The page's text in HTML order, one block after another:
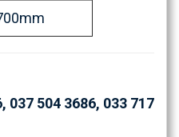
037 504 3686, 033 717